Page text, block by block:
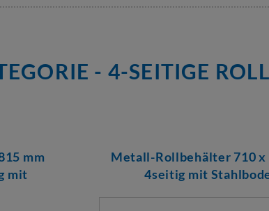
- 4-SEITIGE
mm
mit
Metall-Rollbehälter 710 x
4seitig mit